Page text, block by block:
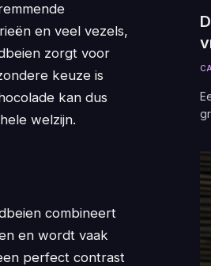
en veel vezels,
zorgt voor
keuze is
kan dus
welzijn.
combineert
en wordt vaak
perfect contrast